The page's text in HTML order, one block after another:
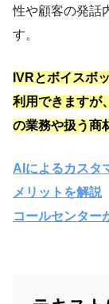
性や顧客の発話
す。
IVRとボイスボ
利用できますが
の業務や扱う商
AIによるカスタ
メリットを解説
コールセンター